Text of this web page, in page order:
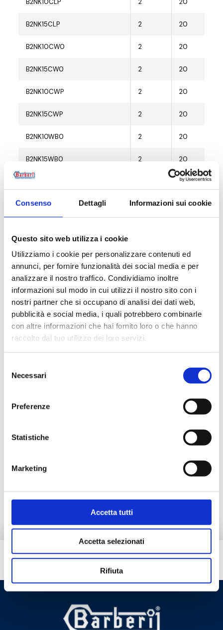
Consenso Dettagli Informazioni sui cookie
Questo sito web utilizza i cookie
Utilizziamo i cookie per personalizzare contenuti ed
annunci, per fornire funzionalità dei social media e per
analizzare il nostro traffico. Condividiamo inoltre
informazioni sul modo in cui utilizzi il nostro sito con i
nostri partner che si occupano di analisi dei dati web,
pubblicità e social media, i quali potrebbero combinarle
con altre informazioni che hai fornito loro o che hanno
raccolto dal tuo utilizzo dei loro servizi.
delNecessari
Preferenze
Statistiche
Marketing
Accetta tutti
Accetta selezionati
Rifiuta
B2NK10CLP 2 20
B2NK15CLP 2 20
B2NK10CW0 2 20
B2NK15CW0 2 20
B2NK10CWP 2 20
B2NK15CWP 2 20
B2NK10WB0 2 20
B2NK15WB0 2 20
B2NK10WBP 20
B2NK15WBP 2 20
B2NK10BMP 2 20
B2NK15BMP 2 20
Descripción
Pieza de repuesto
¿Necesitas ayuda?